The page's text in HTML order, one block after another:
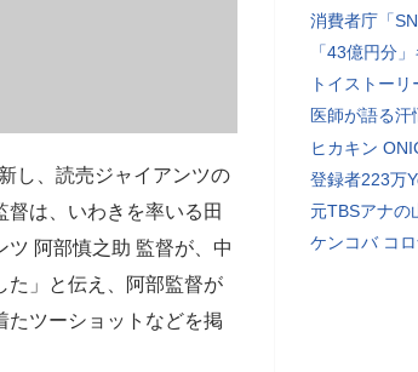
し、読売ジャイアンツの
は、いわきを率いる田
阿部慎之助 監督が、中
た」と伝え、阿部監督が
たツーショットなどを掲
消費者庁「
「43億円分
トイストー
医師が語る
ヒカキン
登録者223万
元TBSアナの
ケンコバ コ